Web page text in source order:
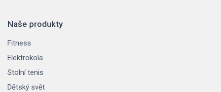
Naše produkty
Fitness
Elektrokola
Stolní tenis
Dětský svět